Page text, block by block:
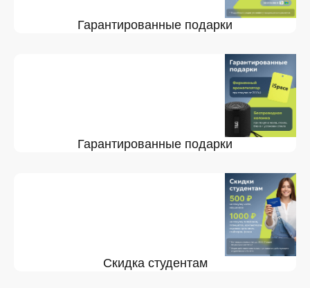
Гарантированные подарки
Гарантированные подарки
Скидка студентам